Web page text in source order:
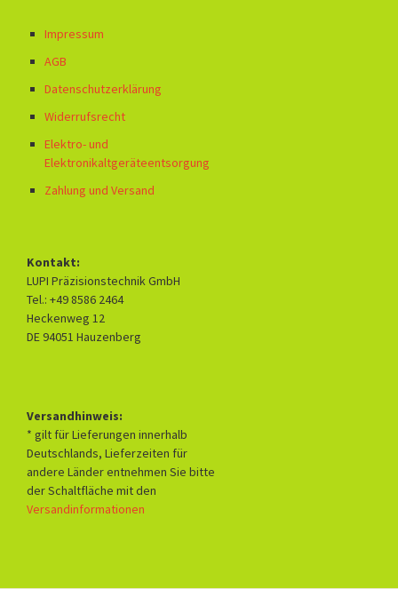
Impressum
AGB
Datenschutzerklärung
Widerrufsrecht
Elektro- und
Elektronikaltgeräteentsorgung
Zahlung und Versand
Kontakt:
LUPI Präzisionstechnik GmbH
Tel.: +49 8586 2464
Heckenweg 12
DE 94051 Hauzenberg
Versandhinweis:
* gilt für Lieferungen innerhalb
Deutschlands, Lieferzeiten für
andere Länder entnehmen Sie bitte
der Schaltfläche mit den
Versandinformationen